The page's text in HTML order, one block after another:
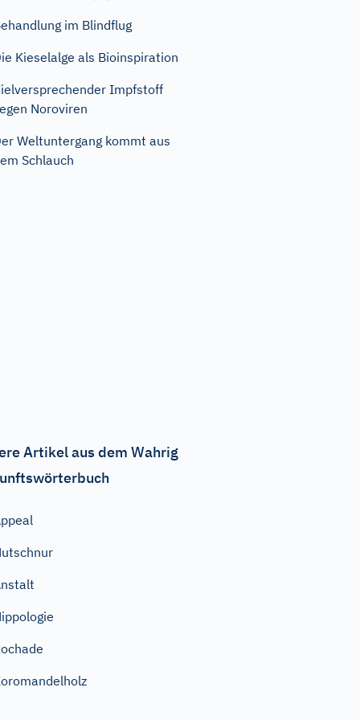
im Blindflug
Kieselalge als Bioinspiration
Impfstoff
Noroviren
Weltuntergang kommt aus
Schlauch
Artikel aus dem Wahrig